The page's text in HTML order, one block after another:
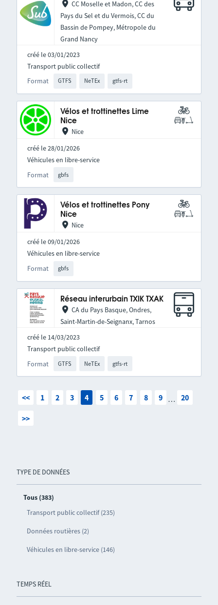
TYPE DE DONNÉES
Tous (383)
Transport public collectif (235)
Données routières (2)
Véhicules en libre-service (146)
TEMPS RÉEL
CC Moselle et Madon, CC des
Pays du Sel et du Vermois, CC du
Bassin de Pompey, Métropole du
Grand Nancy
créé le 03/01/2023
Format GTFS NeTEx gtfs-rt
Transport public collectif
Vélos et trottinettes Lime
Nice
Nice
créé le 28/01/2026
Format gbfs
Véhicules en libre-service
Vélos et trottinettes Pony
Nice
Nice
créé le 09/01/2026
Format gbfs
Véhicules en libre-service
Réseau interurbain TXIK TXAK
CA du Pays Basque, Ondres,
Saint-Martin-de-Seignanx, Tarnos
créé le 14/03/2023
Format GTFS NeTEx gtfs-rt
Transport public collectif
<< 1 2 3 4 5 6 7 8 9 … 20
>>